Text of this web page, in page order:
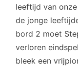
leeftijd van onze
de jonge
bord 2 moet
verloren
bleek een